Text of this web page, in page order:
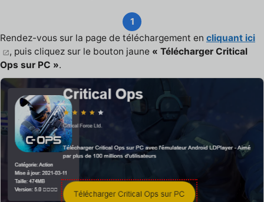
1
Rendez-vous sur la page de téléchargement en cliquant ici
, puis cliquez sur le bouton jaune « Télécharger Critical
Ops sur PC ».